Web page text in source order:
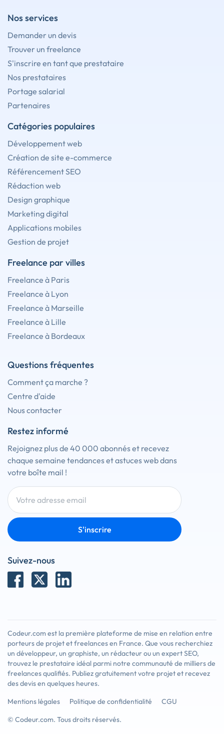
Nos services
Demander un devis
Trouver un freelance
S'inscrire en tant que prestataire
Nos prestataires
Portage salarial
Partenaires
Catégories populaires
Développement web
Création de site e-commerce
Référencement SEO
Rédaction web
Design graphique
Marketing digital
Applications mobiles
Gestion de projet
Freelance par villes
Freelance à Paris
Freelance à Lyon
Freelance à Marseille
Freelance à Lille
Freelance à Bordeaux
Questions fréquentes
Comment ça marche ?
Centre d'aide
Nous contacter
Restez informé
Rejoignez plus de 40 000 abonnés et recevez
chaque semaine tendances et astuces web dans
votre boîte mail !
S'inscrire
Suivez-nous
Codeur.com est la première plateforme de mise en relation entre
porteurs de projet et freelances en France. Que vous recherchiez
un développeur, un graphiste, un rédacteur ou un expert SEO,
trouvez le prestataire idéal parmi notre communauté de milliers de
freelances qualifiés. Publiez gratuitement votre projet et recevez
des devis en quelques heures.
Mentions légales
Politique de confidentialité
CGU
© Codeur.com. Tous droits réservés.